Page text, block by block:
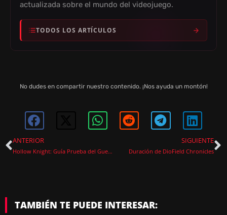
actualizada sobre el mundo del videojuego.
TODOS LOS ARTÍCULOS
No dudes en compartir nuestro contenido. ¡Nos ayuda un montón!
ANTERIOR
Hollow Knight: Guía Prueba del Guerrero
SIGUIENTE
Duración de DioField Chronicles
TAMBIÉN TE PUEDE INTERESAR: